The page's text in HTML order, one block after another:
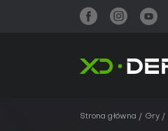
Strona główna Gry